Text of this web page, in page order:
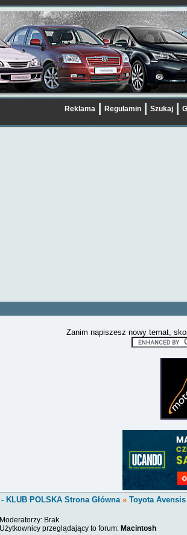
Reklama Regulamin Szukaj
Zanim napiszesz nowy temat,
KLUB POLSKA Strona Główna» Toyota
Moderatorzy: Brak
Użytkownicy przeglądający to forum: Macintosh